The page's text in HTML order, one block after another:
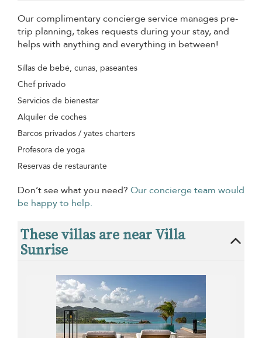
Our complimentary concierge service manages pre-
trip planning, takes requests during your stay, and
helps with anything and everything in between!
Sillas de bebé, cunas, paseantes
Chef privado
Servicios de bienestar
Alquiler de coches
Barcos privados / yates charters
Profesora de yoga
Reservas de restaurante
Don’t see what you need? Our concierge team would
be happy to help.
These villas are near Villa
Sunrise